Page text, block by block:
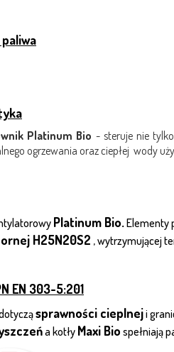
Platinum Bio - steruje nie
ogrzewania oraz ciepłej wody
Platinum Bio.Elementy
H25N20S2 , wytrzymującej
EN 303-5:201
sprawności cieplneji
a kotły Maxi Bio spełniają